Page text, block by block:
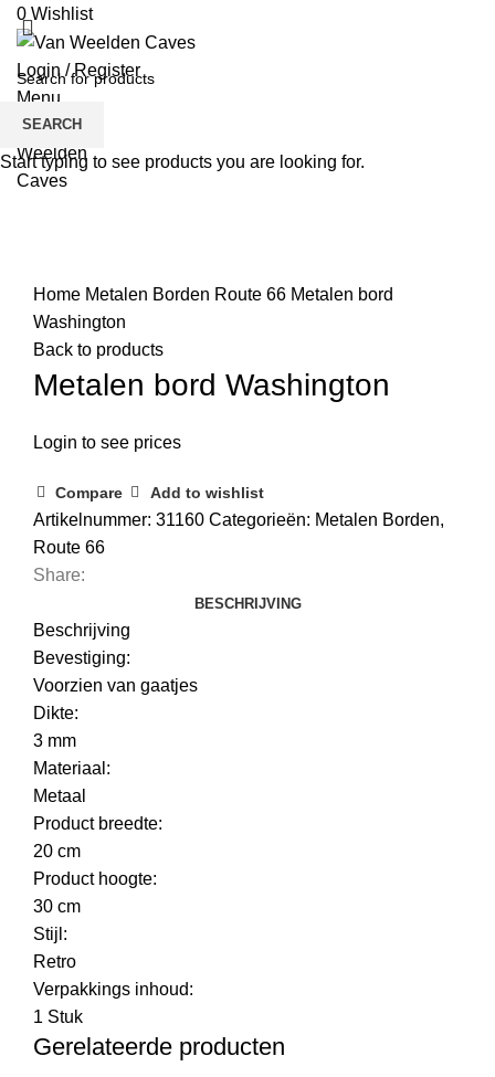
0 Wishlist
Login / Register
Menu
Home Metalen Borden Route 66 Metalen bord
Washington
Back to products
Metalen bord Washington
Login to see prices
Compare Add to wishlist
Artikelnummer: 31160 Categorieën: Metalen Borden,
Route 66
Share:
BESCHRIJVING
Beschrijving
Bevestiging:
Voorzien van gaatjes
Dikte:
3 mm
Materiaal:
Metaal
Product breedte:
20 cm
Product hoogte:
30 cm
Stijl:
Retro
Verpakkings inhoud:
1 Stuk
Gerelateerde producten
SEARCH
Start typing to see products you are looking for.